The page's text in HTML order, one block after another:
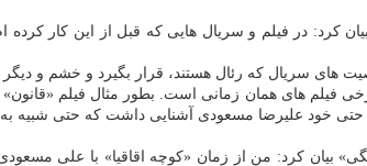
کرد: در فیلم و سریال هایی که قبل از این کار
سریال که رئال هستند، قرار بگیرد و خشم و دیگر
برخی فیلم های همان زمانی است. بطور مثال فیلم
خود علیرضا مسعودی آشنایی داشت که حتی شبیه
بیان کرد: من از زمان «کوچه اقاقیا» با علی